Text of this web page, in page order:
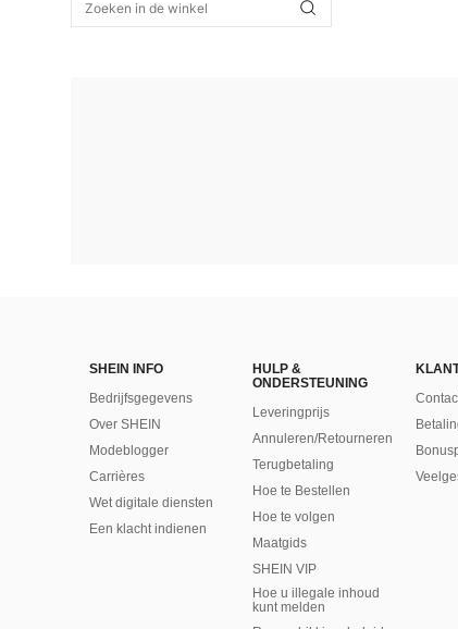
SHEIN INFO
Bedrijfsgegevens
Over SHEIN
Modeblogger
Carrières
Wet digitale diensten
Een klacht indienen
HULP &
ONDERSTEUNING
Leveringprijs
Annuleren/Retourneren
Terugbetaling
Hoe te Bestellen
Hoe te volgen
Maatgids
SHEIN VIP
Hoe u illegale inhoud
kunt melden